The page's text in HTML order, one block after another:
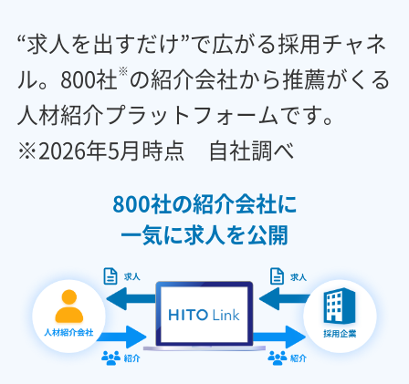
“求人を出すだけ”で広がる採用チャネ
ル。800社※の紹介会社から推薦がくる
人材紹介プラットフォームです。
※2026年5月時点 自社調べ
800社の紹介会社に
一気に求人を公開